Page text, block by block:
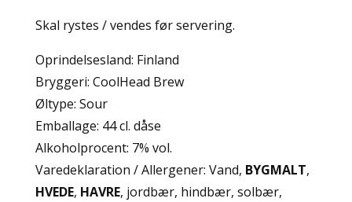
Skal rystes / vendes før servering.
Oprindelsesland: Finland
Bryggeri: CoolHead Brew
Øltype: Sour
Emballage: 44 cl. dåse
Alkoholprocent: 7% vol.
Varedeklaration / Allergener: Vand, BYGMALT,
HVEDE, HAVRE, jordbær, hindbær, solbær,